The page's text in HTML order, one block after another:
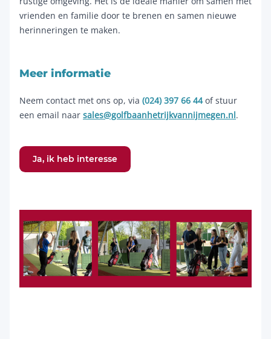
vrienden en familie door te brenen en samen nieuwe
herinneringen te maken.
Meer informatie
Neem contact met ons op, via (024) 397 66 44of stuur
een email naar sales@golfbaanhetrijkvannijmegen.nl.
Ja, ik heb interesse